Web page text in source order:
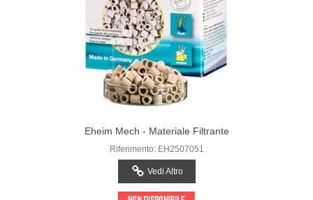
Eheim Mech - Materiale Filtrante
Riferimento: EH2507051
Vedi Altro